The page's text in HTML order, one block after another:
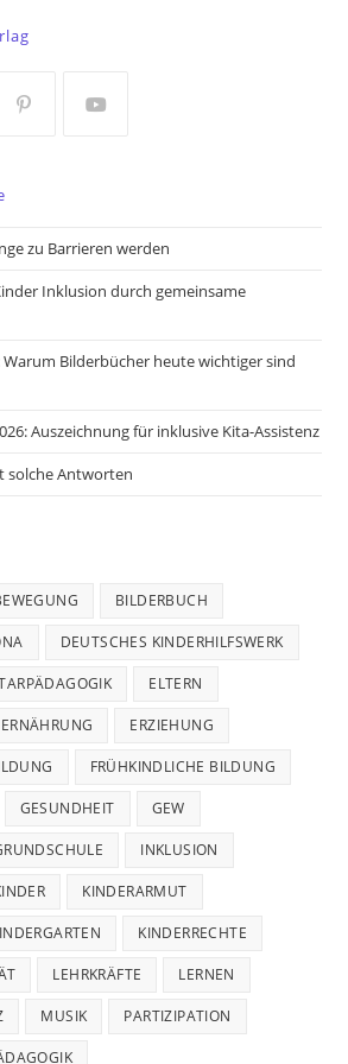
new
zu Barrieren werden
Inklusion durch gemeinsame
Warum Bilderbücher heute wichtiger sind
Auszeichnung für inklusive Kita-Assistenz
solche Antworten
BILDERBUCH
DEUTSCHES KINDERHILFSWERK
ELTERN
ERNÄHRUNG ERZIEHUNG
FRÜHKINDLICHE BILDUNG
GESUNDHEIT GEW
INKLUSION
KINDERARMUT
KINDERRECHTE
LEHRKRÄFTE LERNEN
MUSIK PARTIZIPATION